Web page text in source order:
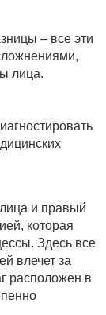
– все эти
лица.
и правый
которая
Здесь все
влечет за
расположен в